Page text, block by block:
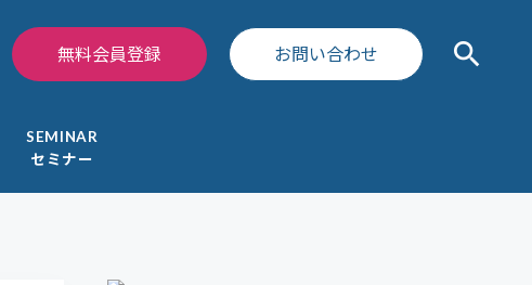
無料会員登録 お問い合わせ search
SEMINAR
セミナー